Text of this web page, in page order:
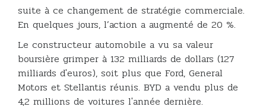
suite à ce changement de stratégie commerciale.
En quelques jours, l’action a augmenté de 20 %.
Le constructeur automobile a vu sa valeur
boursière grimper à 132 milliards de dollars (127
milliards d'euros), soit plus que Ford, General
Motors et Stellantis réunis. BYD a vendu plus de
4,2 millions de voitures l'année dernière.